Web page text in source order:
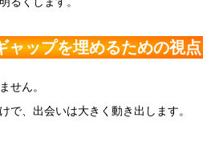
ャップを埋めるための視点
せん。
で、出会いは大きく動き出します。